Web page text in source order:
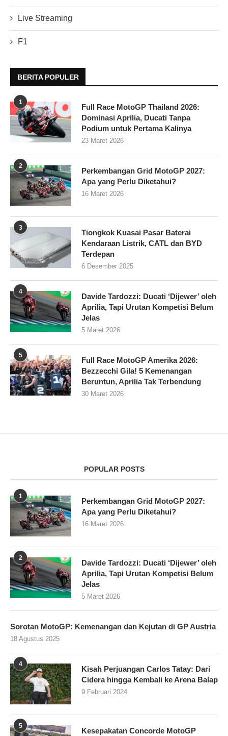
Live Streaming
F1
BERITA POPULER
1
Full Race MotoGP Thailand 2026:
Dominasi Aprilia, Ducati Tanpa
Podium untuk Pertama Kalinya
23 Maret 2026
2
Perkembangan Grid MotoGP 2027:
Apa yang Perlu Diketahui?
16 Maret 2026
3
Tiongkok Kuasai Pasar Baterai
Kendaraan Listrik, CATL dan BYD
Terdepan
6 Desember 2025
4
Davide Tardozzi: Ducati ‘Dijewer’ oleh
Aprilia, Tapi Urutan Kompetisi Belum
Jelas
5 Maret 2026
5
Full Race MotoGP Amerika 2026:
Bezzecchi Gila! 5 Kemenangan
Beruntun, Aprilia Tak Terbendung
30 Maret 2026
POPULAR POSTS
1
Perkembangan Grid MotoGP 2027:
Apa yang Perlu Diketahui?
16 Maret 2026
2
Davide Tardozzi: Ducati ‘Dijewer’ oleh
Aprilia, Tapi Urutan Kompetisi Belum
Jelas
5 Maret 2026
Sorotan MotoGP: Kemenangan dan Kejutan di GP Austria
18 Agustus 2025
4
Kisah Perjuangan Carlos Tatay: Dari
Cidera hingga Kembali ke Arena Balap
9 Februari 2024
5
Kesepakatan Concorde MotoGP